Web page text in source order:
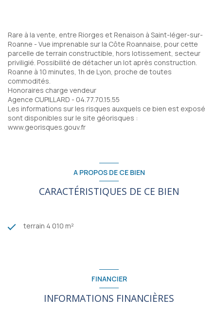
Rare à la vente, entre Riorges et Renaison à Saint-léger-sur-
Roanne - Vue imprenable sur la Côte Roannaise, pour cette
parcelle de terrain constructible, hors lotissement, secteur
priviligié. Possibilité de détacher un lot après construction.
Roanne à 10 minutes, 1h de Lyon, proche de toutes
commodités.
Honoraires charge vendeur
Agence CUPILLARD - 04.77.70.15.55
Les informations sur les risques auxquels ce bien est exposé
sont disponibles sur le site géorisques :
www.georisques.gouv.fr
A PROPOS DE CE BIEN
CARACTÉRISTIQUES DE CE BIEN
terrain 4 010 m²
FINANCIER
INFORMATIONS FINANCIÈRES